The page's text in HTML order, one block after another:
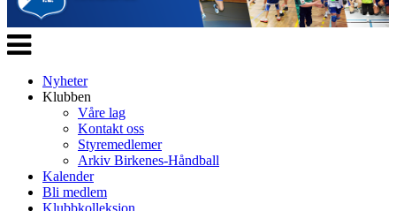
Veksle
navigasjon
Nyheter
Klubben
Våre lag
Kontakt oss
Styremedlemer
Arkiv Birkenes-Håndball
Kalender
Bli medlem